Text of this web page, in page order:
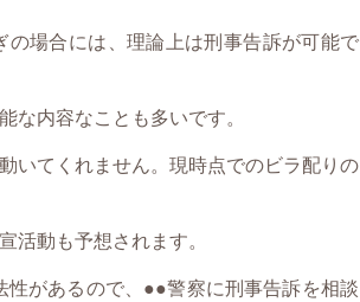
の場合には、理論上は刑事告訴が可能で
な内容なことも多いです。
いてくれません。現時点でのビラ配りの
活動も予想されます。
性があるので、●●警察に刑事告訴を相談